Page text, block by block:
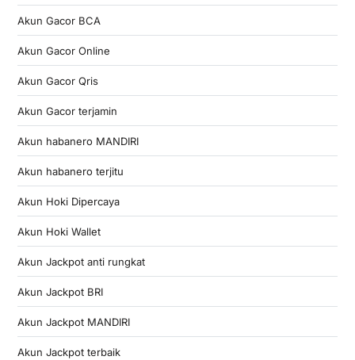
Akun Gacor BCA
Akun Gacor Online
Akun Gacor Qris
Akun Gacor terjamin
Akun habanero MANDIRI
Akun habanero terjitu
Akun Hoki Dipercaya
Akun Hoki Wallet
Akun Jackpot anti rungkat
Akun Jackpot BRI
Akun Jackpot MANDIRI
Akun Jackpot terbaik